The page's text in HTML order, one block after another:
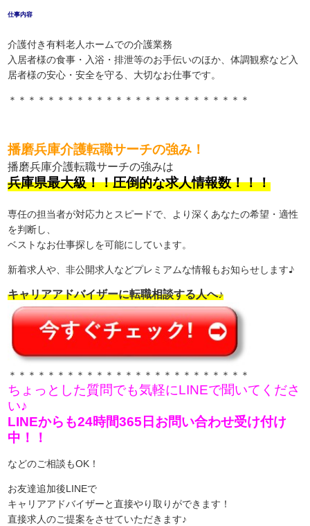
仕事内容
介護付き有料老人ホームでの介護業務
入居者様の食事・入浴・排泄等のお手伝いのほか、体調観察など入
居者様の安心・安全を守る、大切なお仕事です。
＊＊＊＊＊＊＊＊＊＊＊＊＊＊＊＊＊＊＊＊＊＊＊＊＊
播磨兵庫介護転職サーチの強み！
播磨兵庫介護転職サーチの強みは
兵庫県最大級！！圧倒的な求人情報数！！！
専任の担当者が対応力とスピードで、より深くあなたの希望・適性
を判断し、
ベストなお仕事探しを可能にしています。
新着求人や、非公開求人などプレミアムな情報もお知らせします♪
キャリアアドバイザーに転職相談する人へ♪
＊＊＊＊＊＊＊＊＊＊＊＊＊＊＊＊＊＊＊＊＊＊＊＊＊
ちょっとした質問でも気軽にLINEで聞いてくださ
い♪
LINEからも24時間365日お問い合わせ受け付け
中！！
などのご相談もOK！
お友達追加後LINEで
キャリアアドバイザーと直接やり取りができます！
直接求人のご提案をさせていただきます♪